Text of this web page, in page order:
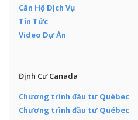
Căn Hộ Dịch Vụ
Tin Tức
Video Dự Án
Định Cư Canada
Chương trình đầu tư Québec
Chương trình đầu tư Québec